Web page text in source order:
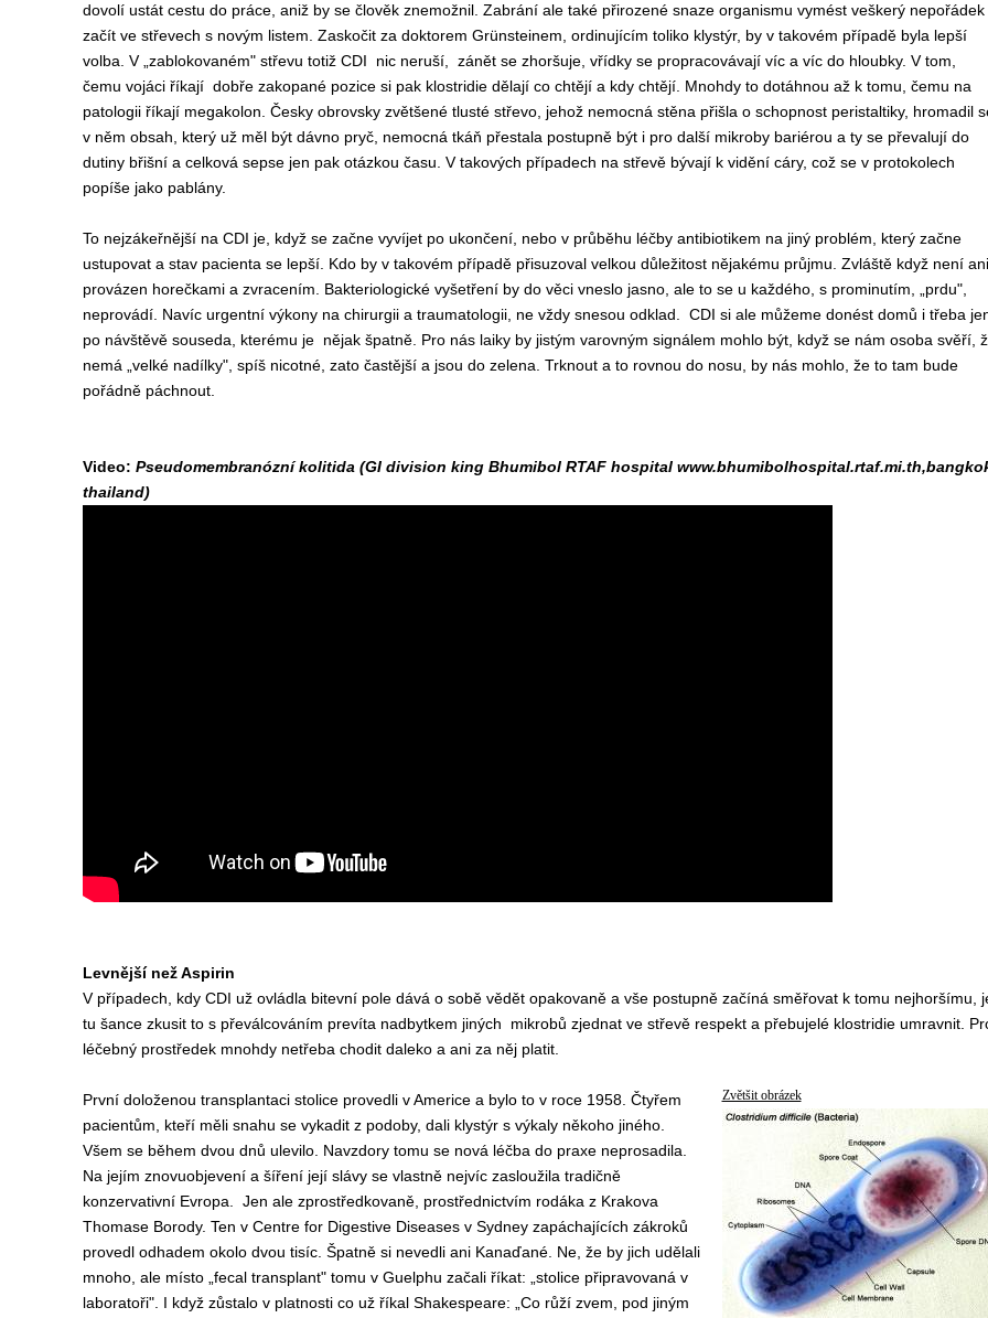
dovolí ustát cestu do práce, aniž by se člověk znemožnil. Zabrání ale také přirozené snaze organismu vymést veškerý nepořádek
začít ve střevech s novým listem. Zaskočit za doktorem Grünsteinem, ordinujícím toliko klystýr, by v takovém případě byla lepší
volba. V „zablokovaném" střevu totiž CDI nic neruší, zánět se zhoršuje, vřídky se propracovávají víc a víc do hloubky. V tom,
čemu vojáci říkají dobře zakopané pozice si pak klostridie dělají co chtějí a kdy chtějí. Mnohdy to dotáhnou až k tomu, čemu na
patologii říkají megakolon. Česky obrovsky zvětšené tlusté střevo, jehož nemocná stěna přišla o schopnost peristaltiky, hromadil
v něm obsah, který už měl být dávno pryč, nemocná tkáň přestala postupně být i pro další mikroby bariérou a ty se převalují do
dutiny břišní a celková sepse jen pak otázkou času. V takových případech na střevě bývají k vidění cáry, což se v protokolech
popíše jako pablány.
To nejzákeřnější na CDI je, když se začne vyvíjet po ukončení, nebo v průběhu léčby antibiotikem na jiný problém, který začne
ustupovat a stav pacienta se lepší. Kdo by v takovém případě přisuzoval velkou důležitost nějakému průjmu. Zvláště když není ani
provázen horečkami a zvracením. Bakteriologické vyšetření by do věci vneslo jasno, ale to se u každého, s prominutím, „prdu",
neprovádí. Navíc urgentní výkony na chirurgii a traumatologii, ne vždy snesou odklad. CDI si ale můžeme donést domů i třeba
po návštěvě souseda, kterému je nějak špatně. Pro nás laiky by jistým varovným signálem mohlo být, když se nám osoba svěří,
nemá „velké nadílky", spíš nicotné, zato častější a jsou do zelena. Trknout a to rovnou do nosu, by nás mohlo, že to tam bude
pořádně páchnout.
Video: Pseudomembranózní kolitida (GI division king Bhumibol RTAF hospital
thailand)
Levnější než Aspirin
V případech, kdy CDI už ovládla bitevní pole dává o sobě vědět opakovaně a vše postupně začíná směřovat k tomu nejhoršímu,
tu šance zkusit to s převálcováním prevíta nadbytkem jiných mikrobů zjednat ve střevě respekt a přebujelé klostridie umravnit.
léčebný prostředek mnohdy netřeba chodit daleko a ani za něj platit.
Zvětšit obrázek
První doloženou transplantaci stolice provedli v Americe a bylo to v roce 1958. Čtyřem
pacientům, kteří měli snahu se vykadit z podoby, dali klystýr s výkaly někoho jiného.
Všem se během dvou dnů ulevilo. Navzdory tomu se nová léčba do praxe neprosadila.
Na jejím znovuobjevení a šíření její slávy se vlastně nejvíc zasloužila tradičně
konzervativní Evropa. Jen ale zprostředkovaně, prostřednictvím rodáka z Krakova
Thomase Borody. Ten v Centre for Digestive Diseases v Sydney zapáchajících zákroků
provedl odhadem okolo dvou tisíc. Špatně si nevedli ani Kanaďané. Ne, že by jich udělali
mnoho, ale místo „fecal transplant" tomu v Guelphu začali říkat: „stolice připravovaná v
laboratoři". I když zůstalo v platnosti co už říkal Shakespeare: „Co růží zvem, pod jiným